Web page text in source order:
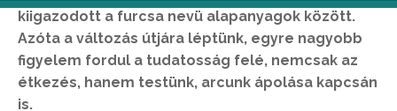
kiigazodott a furcsa nevü alapanyagok között.
Azóta a változás útjára léptünk, egyre nagyobb
figyelem fordul a tudatosság felé, nemcsak az
étkezés, hanem testünk, arcunk ápolása kapcsán
is.